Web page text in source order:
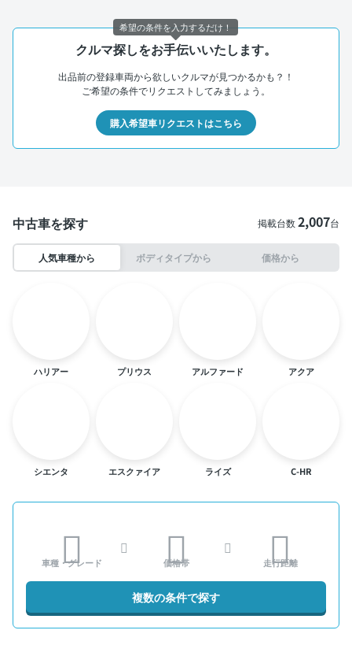
クルマ探しをお手伝いいたします。
出品前の登録車両から欲しいクルマが見つかるかも？！
ご希望の条件でリクエストしてみましょう。
購入希望車リクエストはこちら
中古車を探す 掲載台数2,007台
人気車種から ボディタイプから 価格から
ハリアー プリウス アルファード アクア
シエンタ エスクァイア ライズ C-HR
車種・グレード 価格帯 走行距離
複数の条件で探す
希望の条件を入力するだけ！